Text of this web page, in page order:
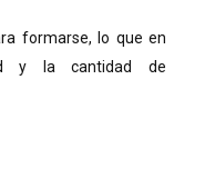
formarse, lo que en
y la cantidad de